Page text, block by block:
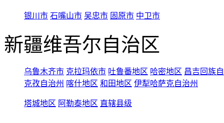
银川市 石嘴山市 吴忠市 固原市 中卫市
新疆维吾尔自治区
乌鲁木齐市 克拉玛依市 吐鲁番地区 哈密地区 昌吉回族
克孜自治州 喀什地区 和田地区 伊犁哈萨克自治州
塔城地区 阿勒泰地区 直辖县级